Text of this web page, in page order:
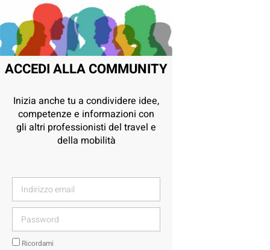
ACCEDI ALLA COMMUNITY
Inizia anche tu a condividere idee,
competenze e informazioni con
gli altri professionisti del travel e
della mobilità
Ricordami